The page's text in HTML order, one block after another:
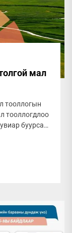
мал
тооллогын
тооллогдлоо
буурсан